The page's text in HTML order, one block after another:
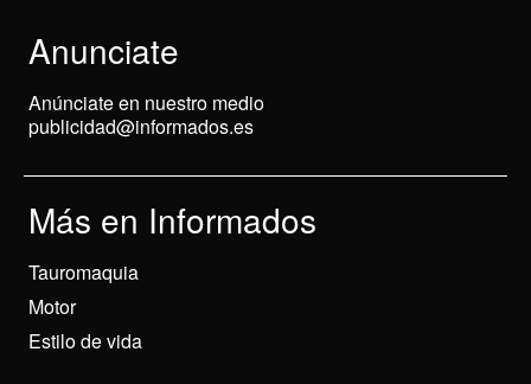
Anunciate
Anúnciate en nuestro medio
publicidad@informados.es
Más en Informados
Tauromaquia
Motor
Estilo de vida